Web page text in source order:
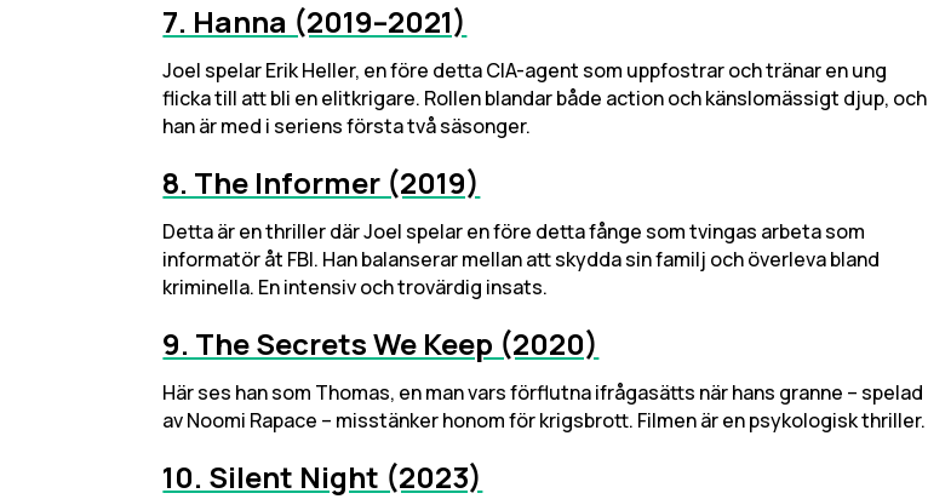
7. Hanna (2019–2021)
Joel spelar Erik Heller, en före detta CIA-agent som uppfostrar och tränar en ung
flicka till att bli en elitkrigare. Rollen blandar både action och känslomässigt djup, och
han är med i seriens första två säsonger.
8. The Informer (2019)
Detta är en thriller där Joel spelar en före detta fånge som tvingas arbeta som
informatör åt FBI. Han balanserar mellan att skydda sin familj och överleva bland
kriminella. En intensiv och trovärdig insats.
9. The Secrets We Keep (2020)
Här ses han som Thomas, en man vars förflutna ifrågasätts när hans granne – spelad
av Noomi Rapace – misstänker honom för krigsbrott. Filmen är en psykologisk thriller.
10. Silent Night (2023)